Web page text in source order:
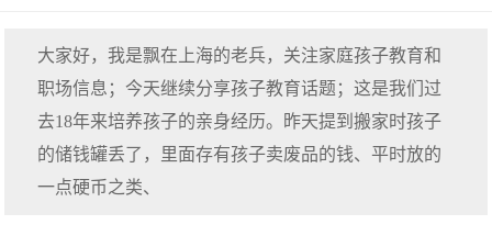
大家好，我是飘在上海的老兵，关注家庭孩子教育和
职场信息；今天继续分享孩子教育话题；这是我们过
去18年来培养孩子的亲身经历。昨天提到搬家时孩子
的储钱罐丢了，里面存有孩子卖废品的钱、平时放的
一点硬币之类、